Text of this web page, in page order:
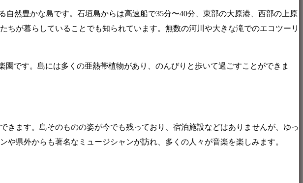
然豊かな島です。石垣島からは高速船で35分〜40分、東部の大原港、西部の上原
が暮らしていることでも知られています。無数の河川や大きな滝でのエコツーリ
です。島には多くの亜熱帯植物があり、のんびりと歩いて過ごすことができま
きます。島そのものの姿が今でも残っており、宿泊施設などはありませんが、ゆっ
県外からも著名なミュージシャンが訪れ、多くの人々が音楽を楽しみます。